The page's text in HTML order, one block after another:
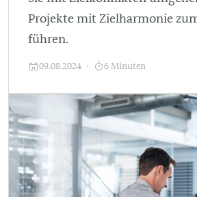
Projekte mit Zielharmonie
führen.
09.08.2024 6 Minuten